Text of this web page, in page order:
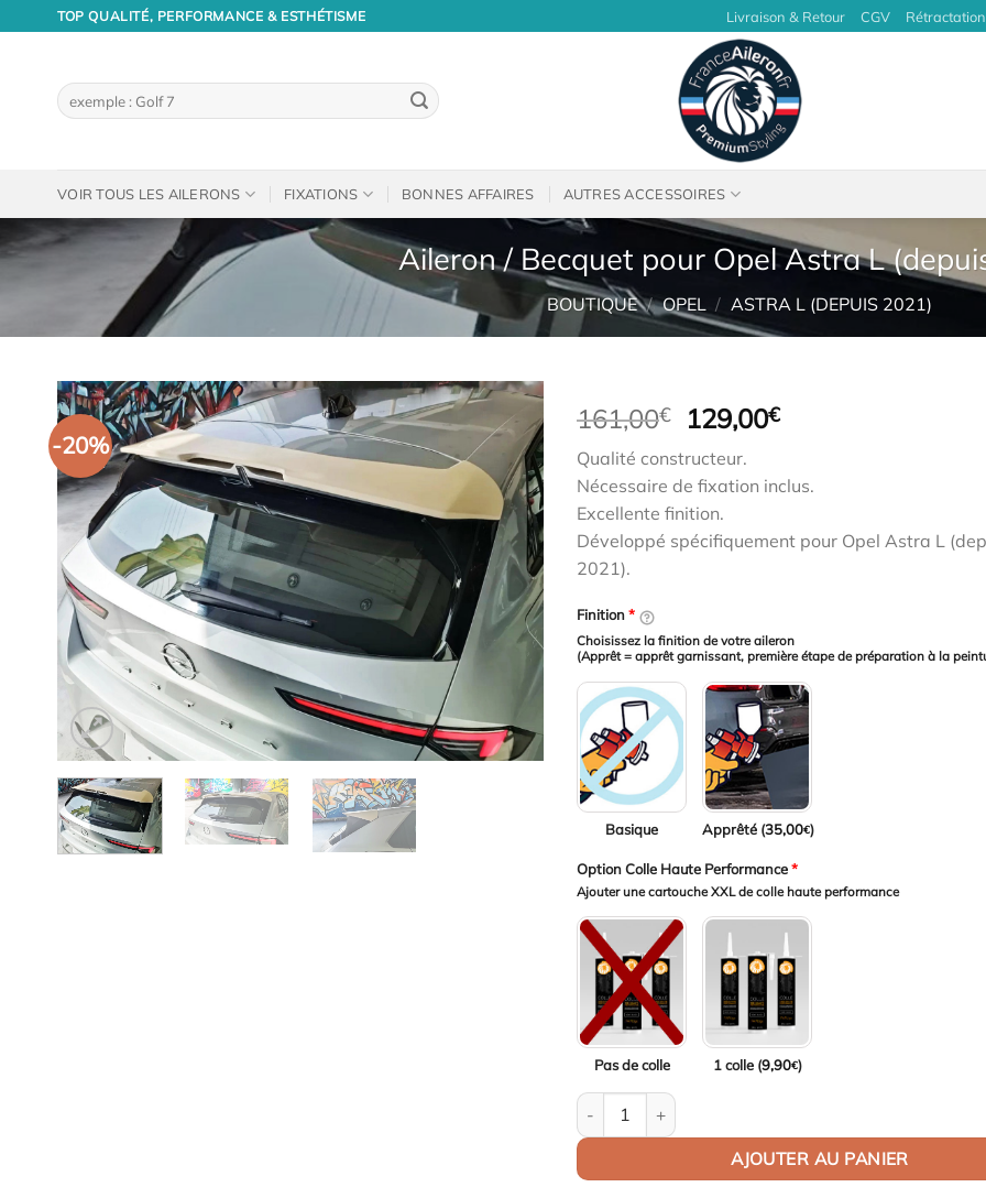
TOP QUALITÉ, PERFORMANCE & ESTHÉTISME Livraison & Retour CGV Rétractation
Recherche
pour :
VOIR TOUS LES AILERONS FIXATIONS BONNES AFFAIRES AUTRES ACCESSOIRES
Aileron / Becquet pour Opel Astra L
BOUTIQUE / OPEL / ASTRA L (DEPUIS 2021)
-20%
161,00€
Le
initial
était :
161,00€.
129,00€Le
est :
Qualité constructeur.
Nécessaire de fixation inclus.
Excellente finition.
Développé spécifiquement pour Opel Astra L
2021).
Finition*
Choisissez la finition de votre aileron
(Apprêt = apprêt garnissant, première étape de préparation à la
Basique Apprêté (35,00€)
Option Colle Haute Performance*
Ajouter une cartouche XXL de colle haute performance
Pas de colle 1 colle (9,90€)
quantité de Aileron / Becquet pour Opel Astra L (depuis
AJOUTER AU PANIER